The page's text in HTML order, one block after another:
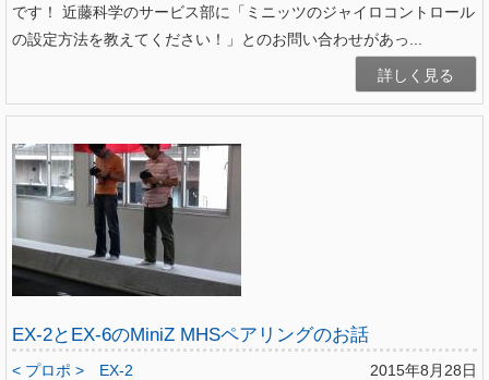
です！ 近藤科学のサービス部に「ミニッツのジャイロコントロール
の設定方法を教えてください！」とのお問い合わせがあっ...
詳しく見る
EX-2とEX-6のMiniZ MHSペアリングのお話
2015年8月28日
< プロポ >
EX-2